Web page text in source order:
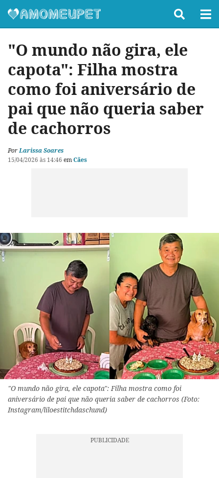
"O mundo não gira, ele
capota": Filha mostra
como foi aniversário de
pai que não queria saber
de cachorros
PorLarissa Soares
15/04/2026 às 14:46 emCães
"O mundo não gira, ele capota": Filha mostra como foi
aniversário de pai que não queria saber de cachorros (Foto:
Instagram/liloestitchdaschund)